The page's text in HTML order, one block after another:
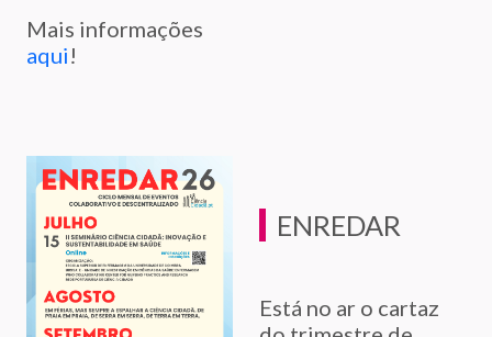
Mais informações
aqui!
ENREDAR
Está no ar o cartaz